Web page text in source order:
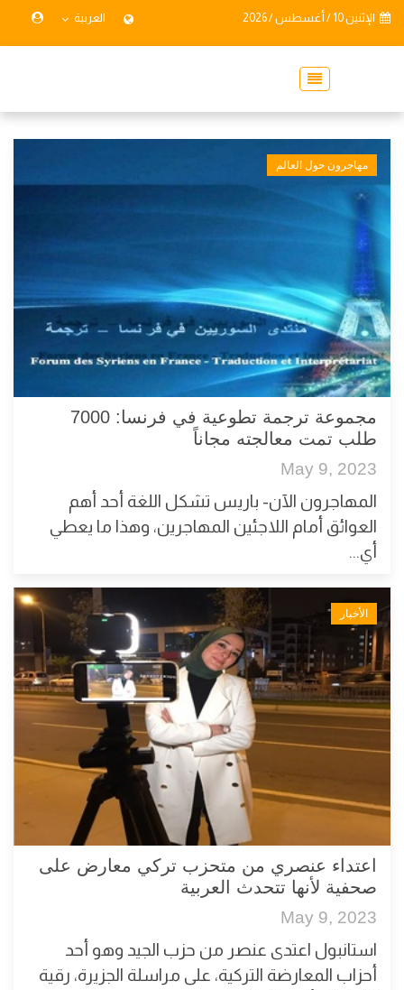
الإثنين 10 / أغسطس / 2026 العربية
مهاجرون حول العالم
مجموعة ترجمة تطوعية في فرنسا: 7000
طلب تمت معالجته مجاناً
May 9, 2023
المهاجرون الآن- باريس تشكل اللغة أحد أهم
العوائق أمام اللاجئين المهاجرين، وهذا ما يعطي
أي...
الأخبار
اعتداء عنصري من متحزب تركي معارض على
صحفية لأنها تتحدث العربية
May 9, 2023
استانبول اعتدى عنصر من حزب الجيد وهو أحد
أحزاب المعارضة التركية، على مراسلة الجزيرة، رقية